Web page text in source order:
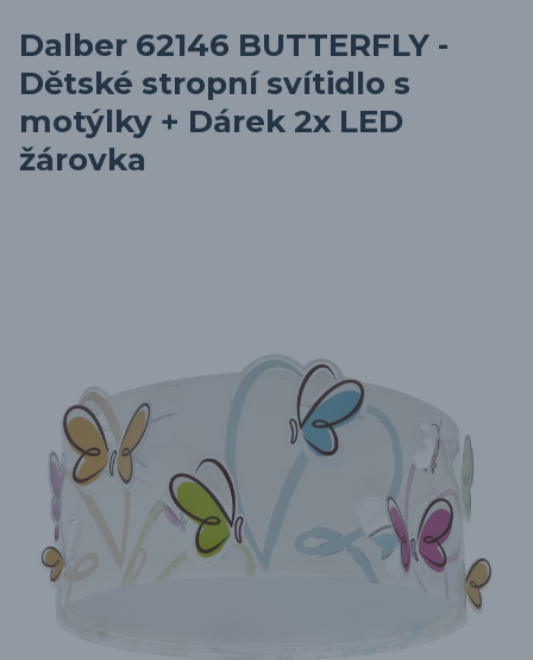
Dalber 62146 BUTTERFLY -
Dětské stropní svítidlo s
motýlky + Dárek 2x LED
žárovka